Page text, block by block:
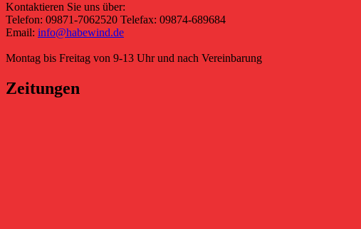
Kontaktieren Sie uns über:
Telefon: 09871-7062520 Telefax: 09874-689684
Email: info@habewind.de
Montag bis Freitag von 9-13 Uhr und nach Vereinbarung
Zeitungen